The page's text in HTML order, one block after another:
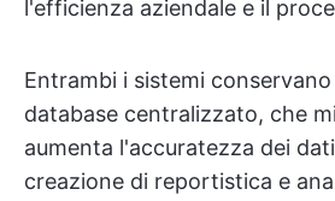
l'efficienza aziendale e il
Entrambi i sistemi
database centralizzato, che
aumenta l'accuratezza dei
creazione di reportistica e